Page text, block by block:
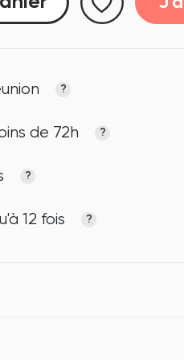
?
de 72h ?
?
12 fois ?